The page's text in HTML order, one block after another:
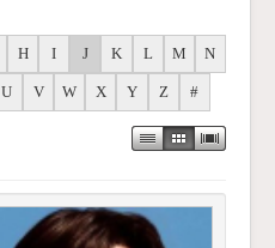
H I J K L M N
U V W X Y Z #